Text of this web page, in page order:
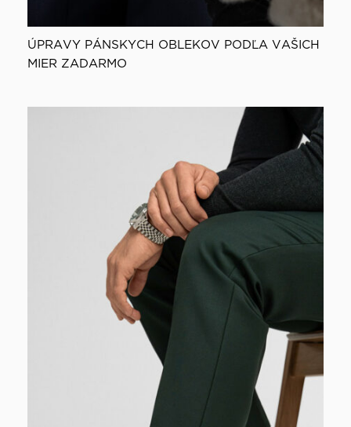
ÚPRAVY PÁNSKYCH OBLEKOV PODĽA VAŠICH
MIER ZADARMO